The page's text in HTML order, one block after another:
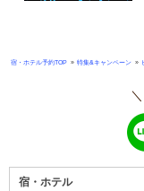
宿・ホテル予約TOP » 特集&キャンペーン »
宿・ホテル